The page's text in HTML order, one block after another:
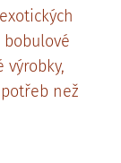
výrobky,
než